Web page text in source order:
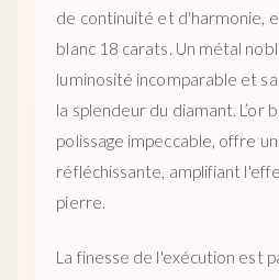
de continuité et d'harmonie,
blanc 18 carats. Un métal
luminosité incomparable et
la splendeur du diamant. L’or
polissage impeccable, offre
réfléchissante, amplifiant
pierre.
La finesse de l'exécution est